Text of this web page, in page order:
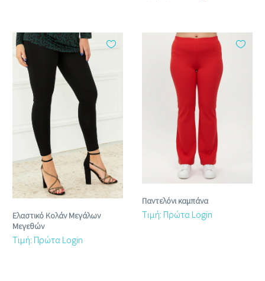
Ελαστικό Κολάν Μεγάλων
Μεγεθών
Τιμή: Πρώτα Login
Παντελόνι καμπάνα
Τιμή: Πρώτα Login